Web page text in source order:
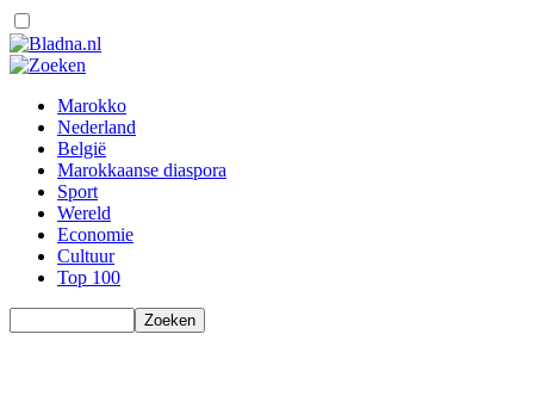
Marokko
Nederland
België
Marokkaanse diaspora
Sport
Wereld
Economie
Cultuur
Top 100